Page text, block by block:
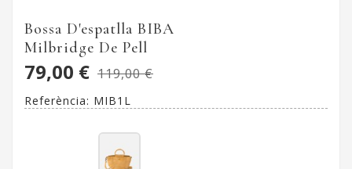
Bossa D'espatlla BIBA
Milbridge De Pell
79,00 € 119,00 €
Referència: MIB1L